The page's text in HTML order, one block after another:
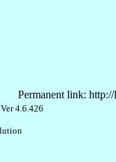
Permanent link:
4.6.426